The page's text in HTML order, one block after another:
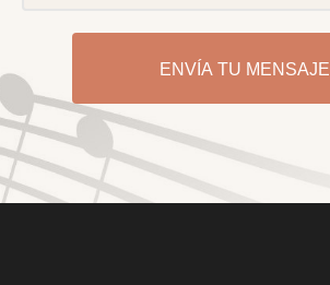
ENVÍA TU MENSAJE